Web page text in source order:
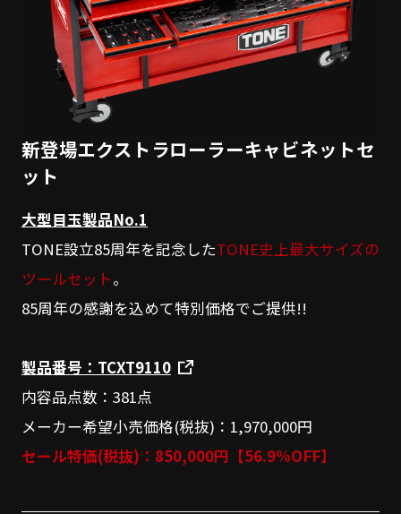
新登場エクストラローラーキャビネットセ
ット
大型目玉製品No.1
TONE設立85周年を記念したTONE史上最大サイズの
ツールセット。
85周年の感謝を込めて特別価格でご提供!!
製品番号：TCXT9110
内容品点数：381点
メーカー希望小売価格(税抜)：1,970,000円
セール特価(税抜)：850,000円【56.9%OFF】